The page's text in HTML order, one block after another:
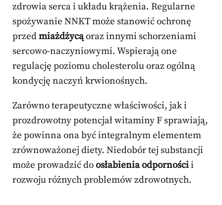
zdrowia serca i układu krążenia. Regularne
spożywanie NNKT może stanowić ochronę
przedmiażdżycąoraz innymi schorzeniami
sercowo-naczyniowymi. Wspierają one
regulację poziomu cholesterolu oraz ogólną
kondycję naczyń krwionośnych.
Zarówno terapeutyczne właściwości, jak i
prozdrowotny potencjał witaminy F sprawiają,
że powinna ona być integralnym elementem
zrównoważonej diety. Niedobór tej substancji
może prowadzić doosłabienia odpornościi
rozwoju różnych problemów zdrowotnych.